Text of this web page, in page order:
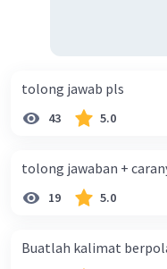
tolong jawab pls
43 5.0
tolong jawaban +
19 5.0
Buatlah kalimat